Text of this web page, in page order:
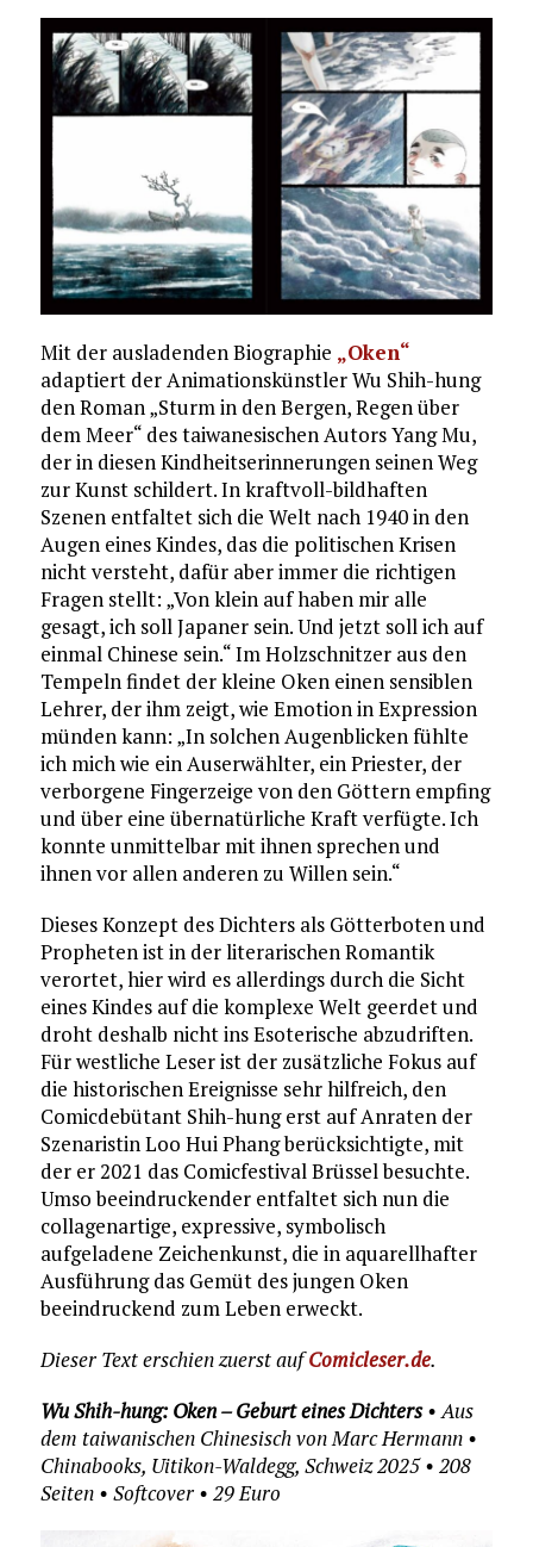
Mit der ausladenden Biographie „Oken“
adaptiert der Animationskünstler Wu Shih-hung
den Roman „Sturm in den Bergen, Regen über
dem Meer“ des taiwanesischen Autors Yang Mu,
der in diesen Kindheitserinnerungen seinen Weg
zur Kunst schildert. In kraftvoll-bildhaften
Szenen entfaltet sich die Welt nach 1940 in den
Augen eines Kindes, das die politischen Krisen
nicht versteht, dafür aber immer die richtigen
Fragen stellt: „Von klein auf haben mir alle
gesagt, ich soll Japaner sein. Und jetzt soll ich auf
einmal Chinese sein.“ Im Holzschnitzer aus den
Tempeln findet der kleine Oken einen sensiblen
Lehrer, der ihm zeigt, wie Emotion in Expression
münden kann: „In solchen Augenblicken fühlte
ich mich wie ein Auserwählter, ein Priester, der
verborgene Fingerzeige von den Göttern empfing
und über eine übernatürliche Kraft verfügte. Ich
konnte unmittelbar mit ihnen sprechen und
ihnen vor allen anderen zu Willen sein.“
Dieses Konzept des Dichters als Götterboten und
Propheten ist in der literarischen Romantik
verortet, hier wird es allerdings durch die Sicht
eines Kindes auf die komplexe Welt geerdet und
droht deshalb nicht ins Esoterische abzudriften.
Für westliche Leser ist der zusätzliche Fokus auf
die historischen Ereignisse sehr hilfreich, den
Comicdebütant Shih-hung erst auf Anraten der
Szenaristin Loo Hui Phang berücksichtigte, mit
der er 2021 das Comicfestival Brüssel besuchte.
Umso beeindruckender entfaltet sich nun die
collagenartige, expressive, symbolisch
aufgeladene Zeichenkunst, die in aquarellhafter
Ausführung das Gemüt des jungen Oken
beeindruckend zum Leben erweckt.
Dieser Text erschien zuerst aufComicleser.de.
Wu Shih-hung: Oken – Geburt eines Dichters• Aus
dem taiwanischen Chinesisch von Marc Hermann •
Chinabooks, Uitikon-Waldegg, Schweiz 2025 • 208
Seiten • Softcover • 29 Euro